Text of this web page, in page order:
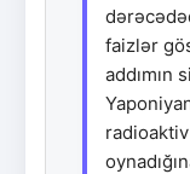
faizlər
addımın